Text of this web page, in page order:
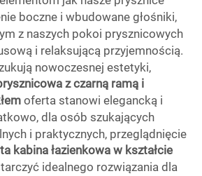
boczne i wbudowane głośniki,
z naszych pokoi prysznicowych
i relaksującą przyjemnością.
nowoczesnej estetyki,
z czarną ramą i
oferta stanowi elegancką i
dla osób szukających
i praktycznych, przeglądnięcie
kabina łazienkowa w kształcie
idealnego rozwiązania dla